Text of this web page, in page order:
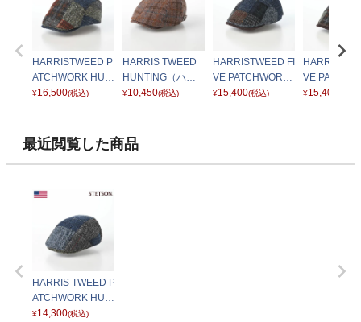
HARRISTWEED P
ATCHWORK HUN
TING（ハリスツイ
90 ブラウン
¥16,500(税込)
HARRIS TWEED
HUNTING（ハリ
スツイード ハンチ
¥10,450(税込)
HARRISTWEED FI
VE PATCHWORK
HUNTING（ハリ
¥15,400(税込)
VE
HUNTING（
¥15,400
最近閲覧した商品
HARRIS TWEED P
ATCHWORK HUN
TING（ハリスツイ
¥14,300(税込)